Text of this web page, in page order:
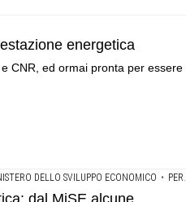
energetica
CNR, ed ormai pronta per essere
DELLO SVILUPPO ECONOMICO • PERMESSO DI COSTRUIRE
dal MiSE alcune